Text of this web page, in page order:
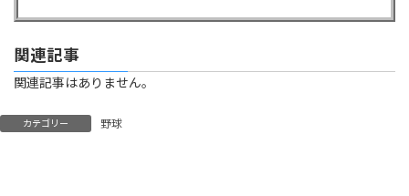
関連記事
関連記事はありません。
カテゴリー 野球